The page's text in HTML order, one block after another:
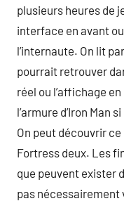
plusieurs heures de
interface en avant
l’internaute. On lit
pourrait retrouver
réel ou l’affichage
l’armure d’Iron Man
On peut découvrir ce
Fortress deux. Les
que peuvent exister
pas nécessairement